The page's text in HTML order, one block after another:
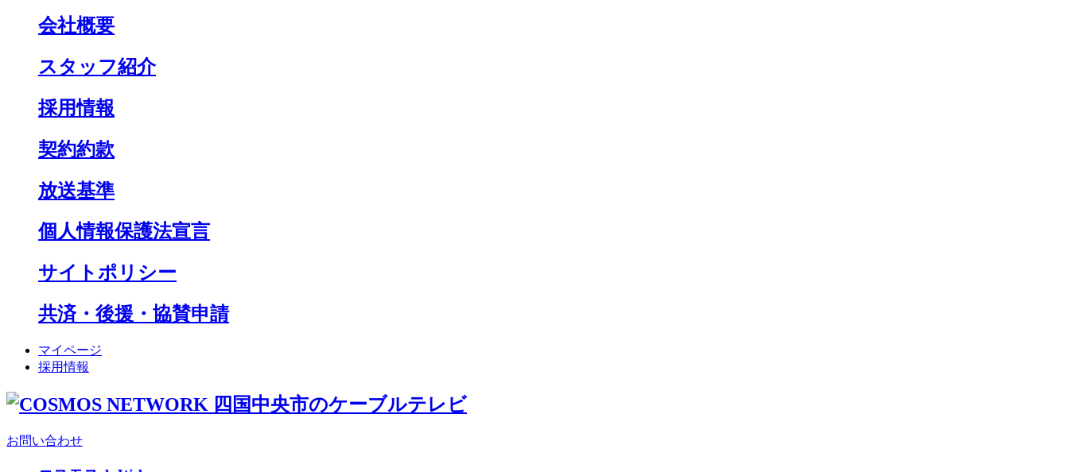
会社概要
スタッフ紹介
採用情報
契約約款
放送基準
個人情報保護法宣言
サイトポリシー
共済・後援・協賛申請
マイページ
採用情報
お問い合わせ